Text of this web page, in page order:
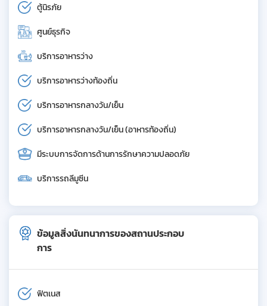
ตู้นิรภัย
ศูนย์ธุรกิจ
บริการอาหารว่าง
บริการอาหารว่างท้องถิ่น
บริการอาหารกลางวัน/เย็น
บริการอาหารกลางวัน/เย็น (อาหารท้องถิ่น)
มีระบบการจัดการด้านการรักษาความปลอดภัย
บริการรถลีมูซีน
ข้อมูลสิ่งนันทนาการของสถานประกอบ
การ
ฟิตเนส